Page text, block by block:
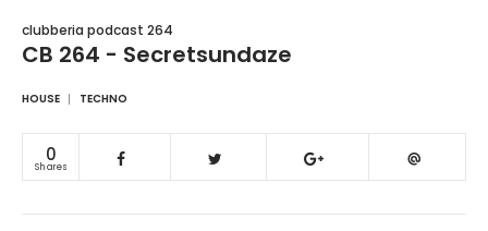
clubberia podcast 264
CB 264 - Secretsundaze
HOUSE TECHNO
0
Shares